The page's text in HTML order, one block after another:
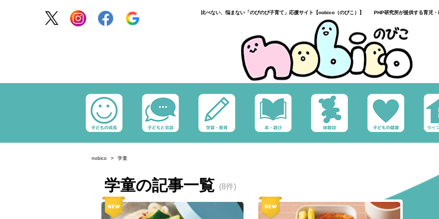
比べない、悩まない「のびのび子育て」応援サイト【nobico（のびこ）】 PHP研究所が提供する育児・
nobico 学童
学童の記事一覧 (8件)